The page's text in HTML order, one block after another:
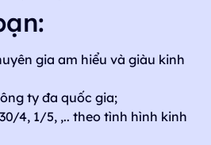
gia am hiểu và giàu kinh
ty đa quốc gia;
4, 1/5, ,.. theo tình hình kinh